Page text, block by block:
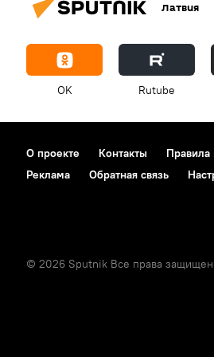
Латвия
OK Rutube
О проекте Контакты Правила
Реклама
Обратная связь
© 2026 Sputnik Все права